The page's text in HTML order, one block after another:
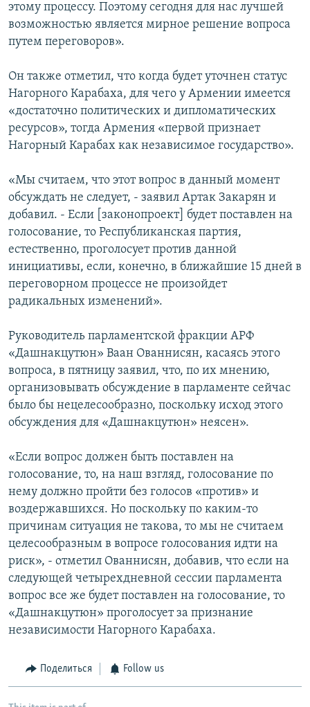
этому процессу. Поэтому сегодня для нас лучшей
возможностью является мирное решение вопроса
путем переговоров».
Он также отметил, что когда будет уточнен статус
Нагорного Карабаха, для чего у Армении имеется
«достаточно политических и дипломатических
ресурсов», тогда Армения «первой признает
Нагорный Карабах как независимое государство».
«Мы считаем, что этот вопрос в данный момент
обсуждать не следует, - заявил Артак Закарян и
добавил. - Если [законопроект] будет поставлен на
голосование, то Республиканская партия,
естественно, проголосует против данной
инициативы, если, конечно, в ближайшие 15 дней в
переговорном процессе не произойдет
радикальных изменений».
Руководитель парламентской фракции АРФ
«Дашнакцутюн» Ваан Ованнисян, касаясь этого
вопроса, в пятницу заявил, что, по их мнению,
организовывать обсуждение в парламенте сейчас
было бы нецелесообразно, поскольку исход этого
обсуждения для «Дашнакцутюн» неясен».
«Если вопрос должен быть поставлен на
голосование, то, на наш взгляд, голосование по
нему должно пройти без голосов «против» и
воздержавшихся. Но поскольку по каким-то
причинам ситуация не такова, то мы не считаем
целесообразным в вопросе голосования идти на
риск», - отметил Ованнисян, добавив, что если на
следующей четырехдневной сессии парламента
вопрос все же будет поставлен на голосование, то
«Дашнакцутюн» проголосует за признание
независимости Нагорного Карабаха.
Поделиться Follow us